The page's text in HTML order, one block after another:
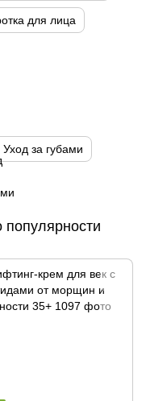
для лица
Уход за губами
популярности